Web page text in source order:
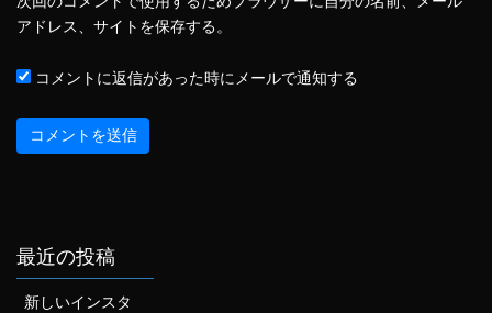
アドレス、サイトを保存する。
コメントに返信があった時にメールで通知する
最近の投稿
新しいインスタ